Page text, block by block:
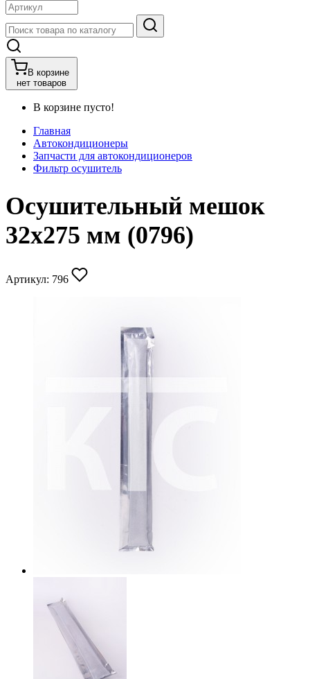
В корзине
нет товаров
В корзине пусто!
Главная
Автокондиционеры
Запчасти для автокондиционеров
Фильтр осушитель
Осушительный мешок
32х275 мм (0796)
Артикул: 796